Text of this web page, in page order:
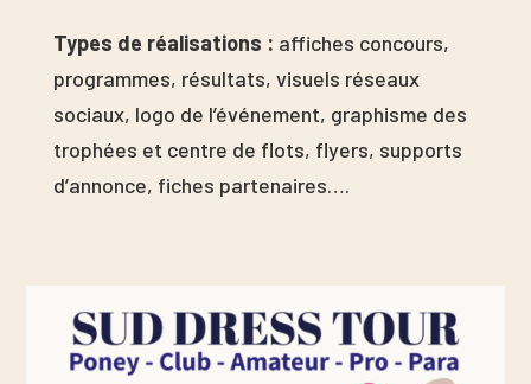
Types de réalisations : affiches concours,
programmes, résultats, visuels réseaux
sociaux, logo de l’événement, graphisme des
trophées et centre de flots, flyers, supports
d’annonce, fiches partenaires….